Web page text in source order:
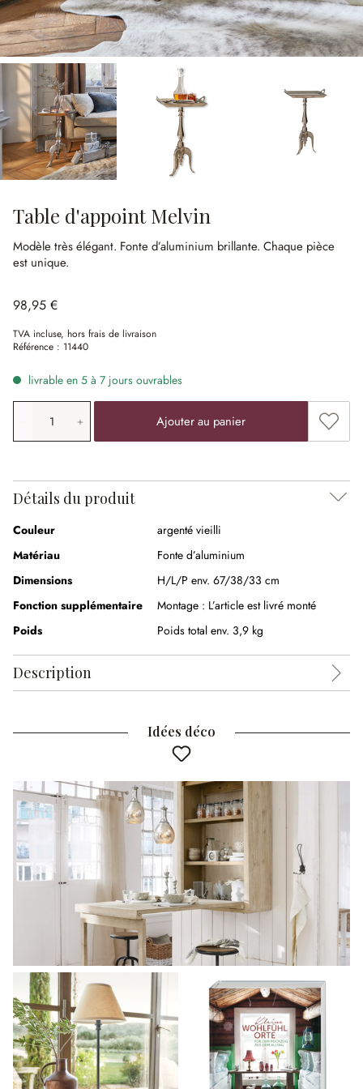
Table d'appoint Melvin
Modèle très élégant. Fonte d’aluminium brillante. Chaque pièce
est unique.
98,95 €
TVA incluse, hors frais de livraison
Référence : 11440
livrable en 5 à 7 jours ouvrables
Quantité de produit: saisissez la valeur souhaitée ou
Ajouter au panier
Détails du produit
Couleur
argenté vieilli
Matériau
Fonte d’aluminium
Dimensions
H/L/P env. 67/38/33 cm
Fonction supplémentaire
Montage : L’article est livré monté
Poids
Poids total env. 3,9 kg
Description
Idées déco